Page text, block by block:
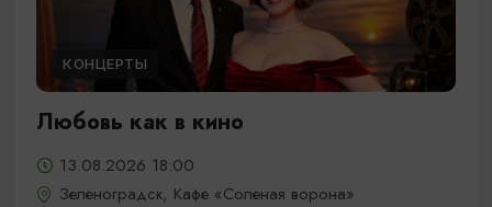
КОНЦЕРТЫ
Любовь как в кино
13.08.2026 18:00
Зеленоградск, Кафе «Соленая ворона»